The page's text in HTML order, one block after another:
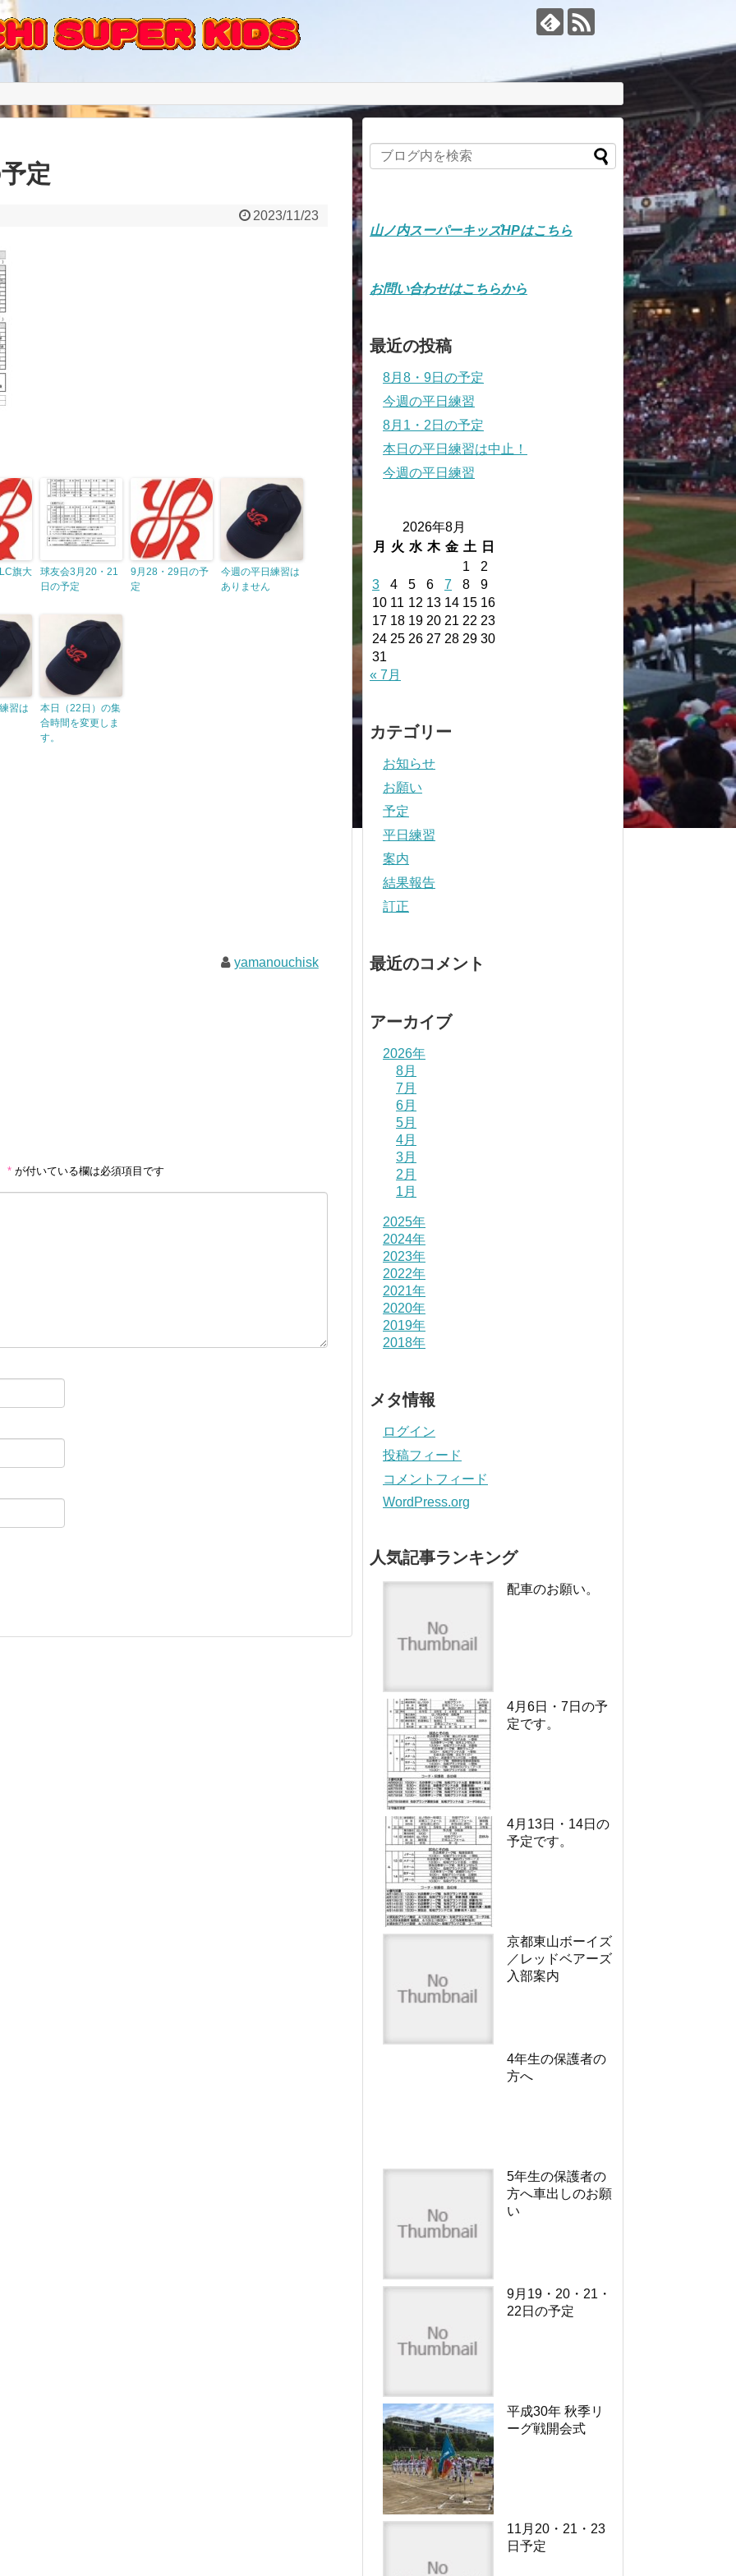
定
2023/11/23
旗大
球友会3月20・21
日の予定
9月28・29日の予
定
今週の平日練習は
ありません
習は
本日（22日）の集
合時間を変更しま
す。
yamanouchisk
* が付いている欄は必須項目です
山ノ内スーパーキッズHPはこちら
お問い合わせはこちらから
最近の投稿
8月8・9日の予定
今週の平日練習
8月1・2日の予定
本日の平日練習は中止！
今週の平日練習
2026年8月
月
火 水 木 金 土
日
1
2
3
4 5 6 7 8
9
10 11 12 13 14 15 16
17 18 19 20 21 22 23
24 25 26 27 28 29 30
31
« 7月
カテゴリー
お知らせ
お願い
予定
平日練習
案内
結果報告
訂正
最近のコメント
アーカイブ
2026年
8月
7月
6月
5月
4月
3月
2月
1月
2025年
2024年
2023年
2022年
2021年
2020年
2019年
2018年
メタ情報
ログイン
投稿フィード
コメントフィード
WordPress.org
人気記事ランキング
配車のお願い。
4月6日・7日の予
定です。
4月13日・14日の
予定です。
京都東山ボーイズ
／レッドベアーズ
入部案内
4年生の保護者の
方へ
5年生の保護者の
方へ車出しのお願
い
9月19・20・21・
22日の予定
平成30年 秋季リ
ーグ戦開会式
11月20・21・23
日予定